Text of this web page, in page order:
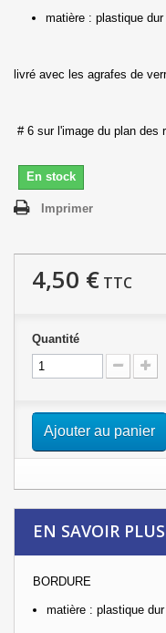
matière : plastique
livré avec les agrafes de
# 6 sur l'image du plan des
En stock
Imprimer
4,50 € TTC
Quantité
Ajouter au panier
EN SAVOIR PLUS
BORDURE
matière : plastique